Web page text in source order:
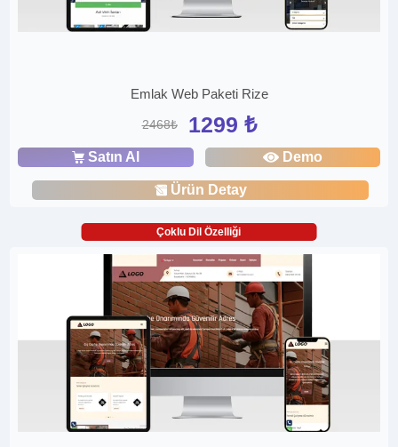
Emlak Web Paketi Rize
2468₺ 1299 ₺
Satın Al Demo
Ürün Detay
Çoklu Dil Özelliği